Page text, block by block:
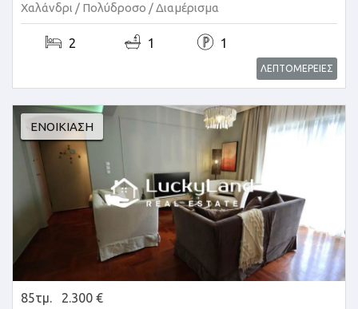
Χαλάνδρι / Πολύδροσο /Διαμέρισμα
2 1 1
ΛΕΠΤΟΜΕΡΕΙΕΣ
ΕΝΟΙΚΊΑΣΗ
85τμ. 2.300 €